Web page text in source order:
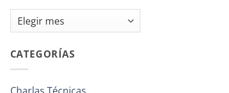
Archivos
CATEGORÍAS